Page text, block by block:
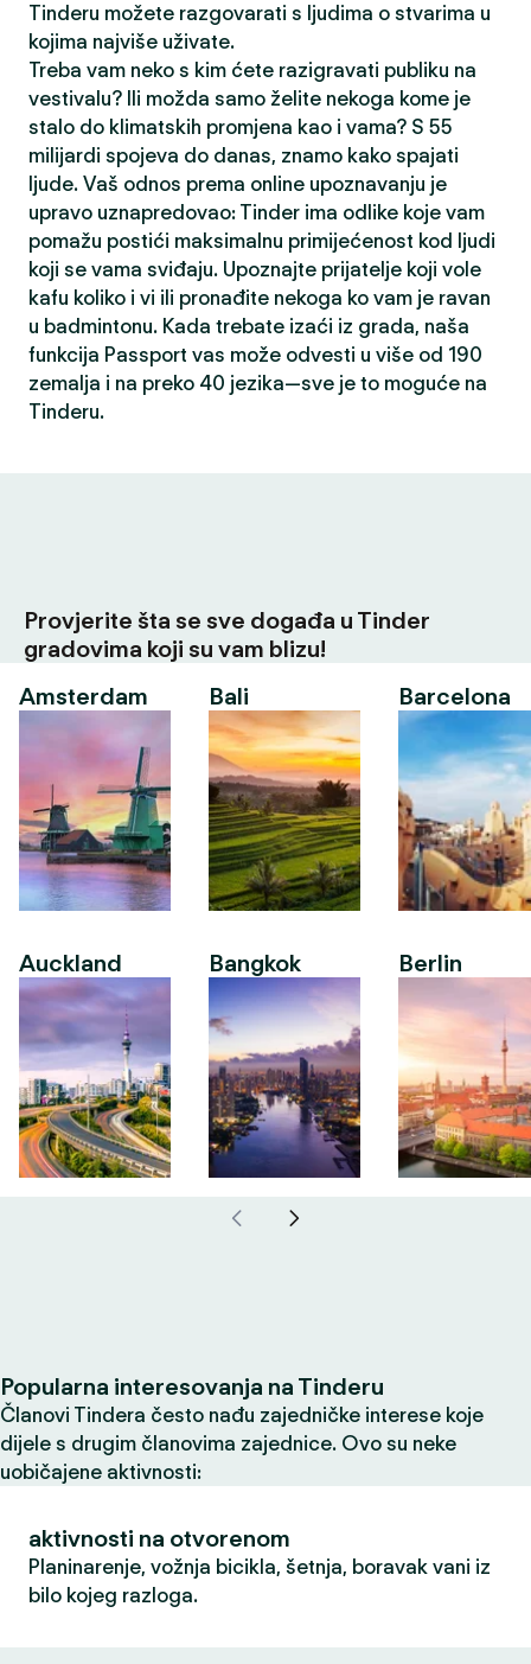
Tinderu možete razgovarati s ljudima o stvarima u
kojima najviše uživate.
Treba vam neko s kim ćete razigravati publiku na
vestivalu? Ili možda samo želite nekoga kome je
stalo do klimatskih promjena kao i vama? S 55
milijardi spojeva do danas, znamo kako spajati
ljude. Vaš odnos prema online upoznavanju je
upravo uznapredovao: Tinder ima odlike koje vam
pomažu postići maksimalnu primijećenost kod ljudi
koji se vama sviđaju. Upoznajte prijatelje koji vole
kafu koliko i vi ili pronađite nekoga ko vam je ravan
u badmintonu. Kada trebate izaći iz grada, naša
funkcija Passport vas može odvesti u više od 190
zemalja i na preko 40 jezika—sve je to moguće na
Tinderu.
Provjerite šta se sve događa u Tinder
gradovima koji su vam blizu!
Amsterdam
Auckland
Bali
Bangkok
Barcelona
Berlin
Popularna interesovanja na Tinderu
Članovi Tindera često nađu zajedničke interese koje
dijele s drugim članovima zajednice. Ovo su neke
uobičajene aktivnosti:
aktivnosti na otvorenom
Planinarenje, vožnja bicikla, šetnja, boravak vani iz
bilo kojeg razloga.